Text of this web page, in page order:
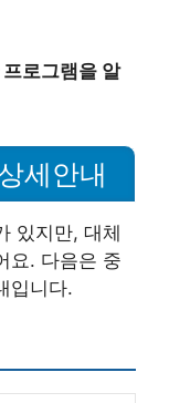
로그램을 알
세안내
있지만, 대체
요. 다음은 중
입니다.